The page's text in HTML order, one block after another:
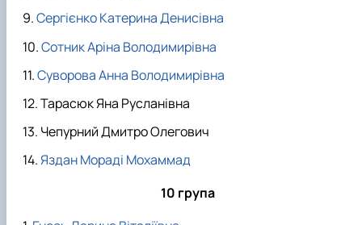
Сергієнко Катерина Денисівна
Сотник Аріна Володимирівна
Суворова Анна Володимирівна
Тарасюк Яна Русланівна
Чепурний Дмитро Олегович
Яздан Мораді Мохаммад
10 група